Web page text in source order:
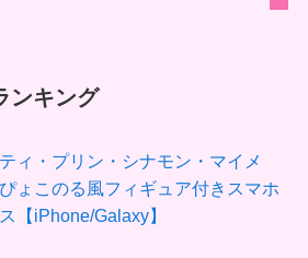
ンキング
ティ・プリン・シナモン・マイメ
ょこのる風フィギュア付きスマホ
【iPhone/Galaxy】